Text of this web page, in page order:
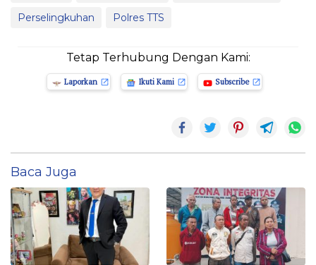
Perselingkuhan
Polres TTS
Tetap Terhubung Dengan Kami:
Laporkan Ikuti Kami Subscribe
Baca Juga